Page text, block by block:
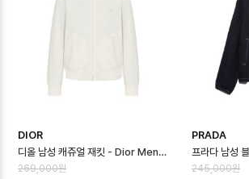
DIOR
디올 남성 캐쥬얼 재킷 - Dior Mens Casual Jacket - dic16662x
269,000원
PRADA
245,000원